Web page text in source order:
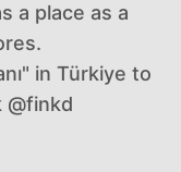
a place as a
in Türkiye to
@finkd